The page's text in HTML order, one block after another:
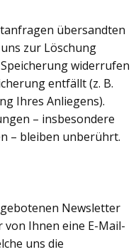
übersandten
zur Löschung
widerrufen
entfällt (z. B.
Ihres Anliegens).
– insbesondere
– bleiben unberührt.
Newsletter
Ihnen eine E-Mail-
uns die